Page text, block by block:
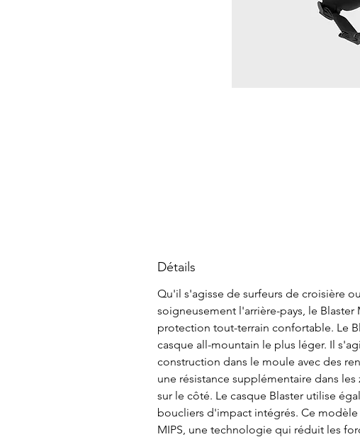
Détails
Qu'il s'agisse de surfeurs de croisière
soigneusement l'arrière-pays, le Blaster
protection tout-terrain confortable. Le
casque all-mountain le plus léger. Il
construction dans le moule avec des
une résistance supplémentaire dans les
sur le côté. Le casque Blaster utilise
boucliers d'impact intégrés. Ce
MIPS, une technologie qui réduit les